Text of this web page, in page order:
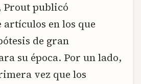
Prout publicó
en los que
de gran
su época. Por un lado,
vez que los